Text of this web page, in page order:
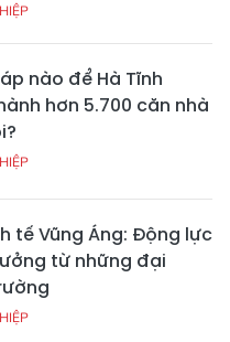
nào để Hà Tĩnh
hơn 5.700 căn nhà
tế Vũng Áng: Động lực
từ những đại